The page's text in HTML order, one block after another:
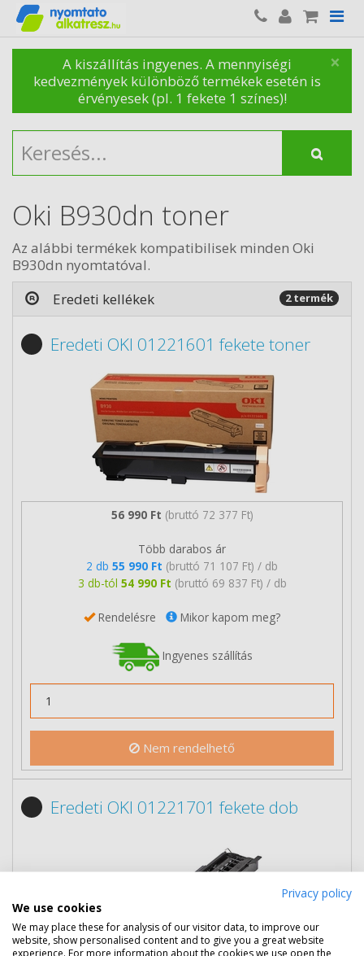
×
A kiszállítás ingyenes. A mennyiségi
kedvezmények különböző termékek esetén is
érvényesek (pl. 1 fekete 1 színes)!
Oki B930dn toner
Az alábbi termékek kompatibilisek minden Oki
B930dn nyomtatóval.
Eredeti kellékek
2 termék
Eredeti OKI 01221601 fekete toner
56 990 Ft (bruttó 72 377 Ft)
Több darabos ár
2 db 55 990 Ft (bruttó 71 107 Ft) / db
3 db-tól 54 990 Ft (bruttó 69 837 Ft) / db
Rendelésre Mikor kapom meg?
Ingyenes szállítás
Nem rendelhető
Eredeti OKI 01221701 fekete dob
Privacy policy
We use cookies
We may place these for analysis of our visitor data, to improve our
website, show personalised content and to give you a great website
experience. For more information about the cookies we use open the